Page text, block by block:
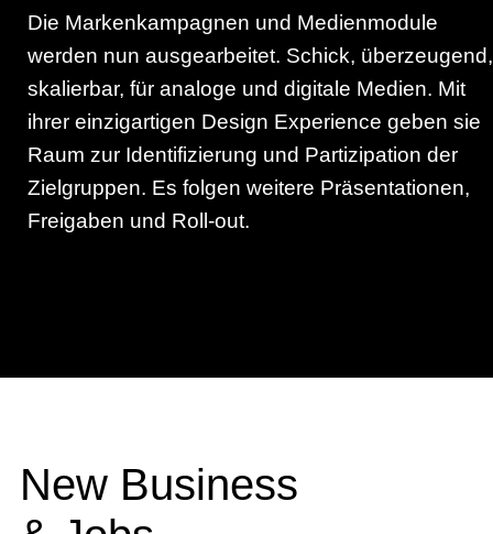
Die Markenkampagnen und Medienmodule
werden nun ausgearbeitet. Schick, überzeugend,
skalierbar, für analoge und digitale Medien. Mit
ihrer einzigartigen Design Experience geben sie
Raum zur Identifizierung und Partizipation der
Zielgruppen. Es folgen weitere Präsentationen,
Freigaben und Roll-out.
New Business